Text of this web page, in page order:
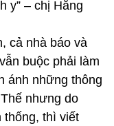
y” – chị Hằng
cả nhà báo và
buộc phải làm
ánh những thông
nhưng do
thống, thì viết